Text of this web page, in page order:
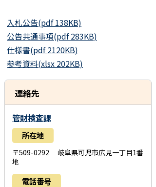
入札公告(pdf 138KB)
公告共通事項(pdf 283KB)
仕様書(pdf 2120KB)
参考資料(xlsx 202KB)
連絡先
管財検査課
所在地
〒509-0292 岐阜県可児市広見一丁目1番
地
電話番号